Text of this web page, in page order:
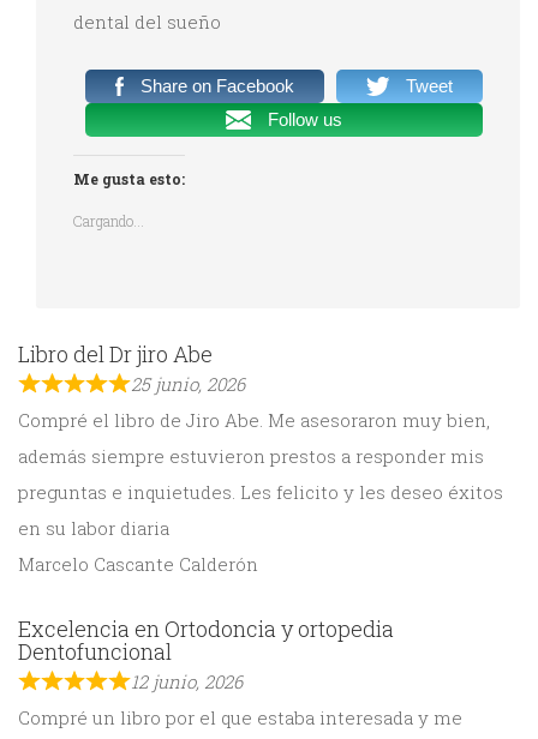
dental del sueño
Share on Facebook
Tweet
Follow us
Me gusta esto:
Cargando...
Libro del Dr jiro Abe
25 junio, 2026
Compré el libro de Jiro Abe. Me asesoraron muy bien,
además siempre estuvieron prestos a responder mis
preguntas e inquietudes. Les felicito y les deseo éxitos
en su labor diaria
Marcelo Cascante Calderón
Excelencia en Ortodoncia y ortopedia
Dentofuncional
12 junio, 2026
Compré un libro por el que estaba interesada y me